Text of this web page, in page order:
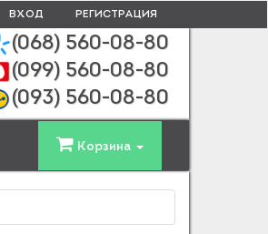
ВХОД РЕГИСТРАЦИЯ
(068) 560-08-80
(099) 560-08-80
(093) 560-08-80
Корзина